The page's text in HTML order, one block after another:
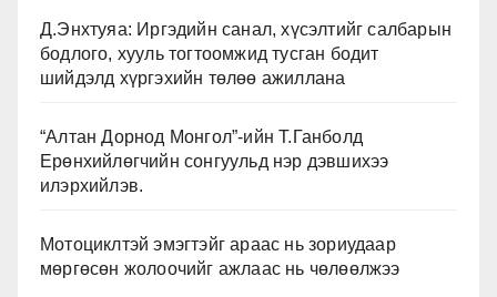
Д.Энхтуяа: Иргэдийн санал, хүсэлтийг салбарын
бодлого, хууль тогтоомжид тусган бодит
шийдэлд хүргэхийн төлөө ажиллана
“Алтан Дорнод Монгол”-ийн Т.Ганболд
Ерөнхийлөгчийн сонгуульд нэр дэвшихээ
илэрхийлэв.
Мотоциклтэй эмэгтэйг араас нь зориудаар
мөргөсөн жолоочийг ажлаас нь чөлөөлжээ